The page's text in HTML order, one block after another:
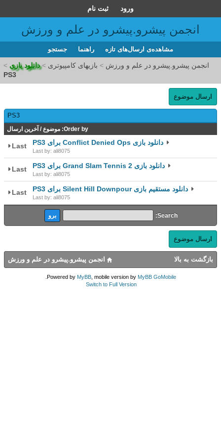
ورود ثبت نام
انجمن پیشرو.پیشرو در علم و ورزش
مشاهده‌ی ارسال‌های تازه‌ راهنما جستجو
انجمن پیشرو.پیشرو در علم و ورزش > بازیهای کامپیوتری >دانلود بازی >
PS3
ارسال موضوع
PS3
Order by: موضوع / آخرین ارسال
دانلود بازی Conflict Denied Ops برای PS3
Last by: ali8075
Last
دانلود بازی Grand Slam Tennis 2 برای PS3
Last by: ali8075
Last
دانلود مستقیم بازی Silent Hill Downpour برای PS3
Last by: ali8075
Last
Search:
ارسال موضوع
بازگشت به بالا انجمن پیشرو.پیشرو در علم و ورزش
Powered by MyBB, mobile version by MyBB GoMobile
Switch to Full Version